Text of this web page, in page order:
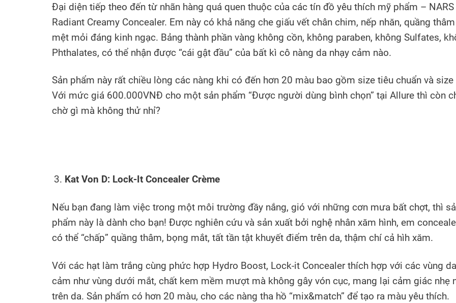
Đại diện tiếp theo đến từ nhãn hàng quá quen thuộc của các tín đồ yêu thích mỹ phẩm – NARS
Radiant Creamy Concealer. Em này có khả năng che giấu vết chân chim, nếp nhăn, quầng
mệt mỏi đáng kinh ngạc. Bảng thành phần vàng không cồn, không paraben, không Sulfates,
Phthalates, có thể nhận được “cái gật đầu” của bất kì cô nàng da nhạy cảm nào.
Sản phẩm này rất chiều lòng các nàng khi có đến hơn 20 màu bao gồm size tiêu chuẩn và size
Với mức giá 600.000VNĐ cho một sản phẩm “Được người dùng bình chọn” tại Allure thì còn
chờ gì mà không thử nhỉ?
Kat Von D: Lock-It Concealer Crème
Nếu bạn đang làm việc trong một môi trường đầy nắng, gió với những cơn mưa bất chợt, thì
phẩm này là dành cho bạn! Được nghiên cứu và sản xuất bởi nghệ nhân xăm hình, em
có thể “chấp” quầng thâm, bọng mắt, tất tần tật khuyết điểm trên da, thậm chí cả hìh xăm.
Với các hạt làm trắng cùng phức hợp Hydro Boost, Lock-it Concealer thích hợp với các vùng
cảm như vùng dưới mắt, chất kem mềm mượt mà không gây vón cục, mang lại cảm giác nhẹ
trên da. Sản phẩm có hơn 20 màu, cho các nàng tha hồ “mix&match” để tạo ra màu yêu thích.